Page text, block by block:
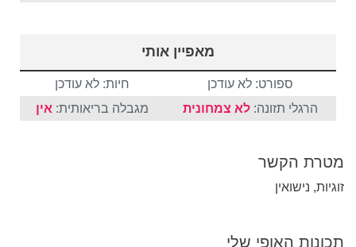
מאפיין אותי
ספורט: לא עודכן
חיות: לא עודכן
הרגלי תזונה: לא צמחונית מגבלה בריאותית: אין
מטרת הקשר
זוגיות, נישואין
תכונות האופי שלי